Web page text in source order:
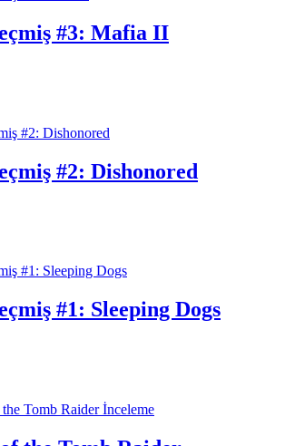
#3: Mafia II
#2: Dishonored
#1: Sleeping Dogs